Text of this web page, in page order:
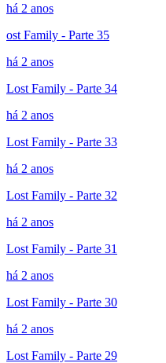
há 2 anos
ost Family - Parte 35
há 2 anos
Lost Family - Parte 34
há 2 anos
Lost Family - Parte 33
há 2 anos
Lost Family - Parte 32
há 2 anos
Lost Family - Parte 31
há 2 anos
Lost Family - Parte 30
há 2 anos
Lost Family - Parte 29